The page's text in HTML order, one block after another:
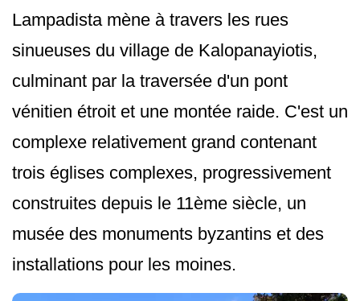
Lampadista mène à travers les rues
sinueuses du village de Kalopanayiotis,
culminant par la traversée d'un pont
vénitien étroit et une montée raide. C'est un
complexe relativement grand contenant
trois églises complexes, progressivement
construites depuis le 11ème siècle, un
musée des monuments byzantins et des
installations pour les moines.